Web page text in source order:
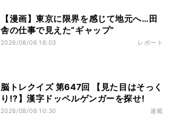
【漫画】東京に限界を感じて地元へ…田
舎の仕事で見えた“ギャップ”
2026/08/06 16:03 レポート
脳トレクイズ 第647回 【見た目はそっく
り!?】漢字ドッペルゲンガーを探せ!
2026/08/06 10:30 連載